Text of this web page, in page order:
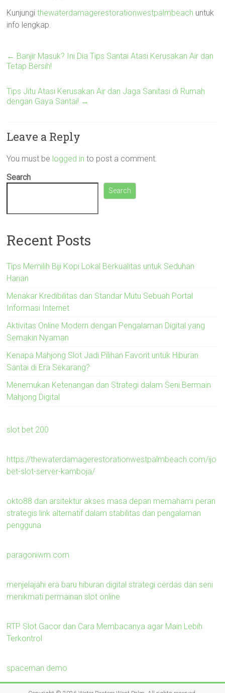
Kunjungithewaterdamagerestorationwestpalmbeach untuk
info lengkap.
← Banjir Masuk? Ini Dia Tips Santai Atasi Kerusakan Air dan
Tetap Bersih!
Tips Jitu Atasi Kerusakan Air dan Jaga Sanitasi di Rumah
dengan Gaya Santai! →
Leave a Reply
You must be logged in to post a comment.
Search
Search
Recent Posts
Tips Memilih Biji Kopi Lokal Berkualitas untuk Seduhan
Harian
Menakar Kredibilitas dan Standar Mutu Sebuah Portal
Informasi Internet
Aktivitas Online Modern dengan Pengalaman Digital yang
Semakin Nyaman
Kenapa Mahjong Slot Jadi Pilihan Favorit untuk Hiburan
Santai di Era Sekarang?
Menemukan Ketenangan dan Strategi dalam Seni Bermain
Mahjong Digital
slot bet 200
https://thewaterdamagerestorationwestpalmbeach.com/ijo
bet-slot-server-kamboja/
okto88 dan arsitektur akses masa depan memahami peran
strategis link alternatif dalam stabilitas dan pengalaman
pengguna
paragoniwm.com
menjelajahi era baru hiburan digital strategi cerdas dan seni
menikmati permainan slot online
RTP Slot Gacor dan Cara Membacanya agar Main Lebih
Terkontrol
spaceman demo